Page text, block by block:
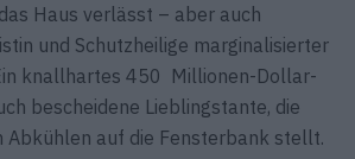
Haus verlässt – aber auch
und Schutzheilige marginalisierter
knallhartes 450 Millionen-Dollar-
bescheidene Lieblingstante, die
Abkühlen auf die Fensterbank stellt.